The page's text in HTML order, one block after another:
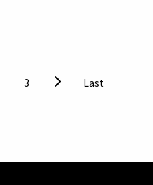
皆以23度角切割，象徵我
重視品質與細節的市場，
，進攻犀利、防守一流。
3 Last